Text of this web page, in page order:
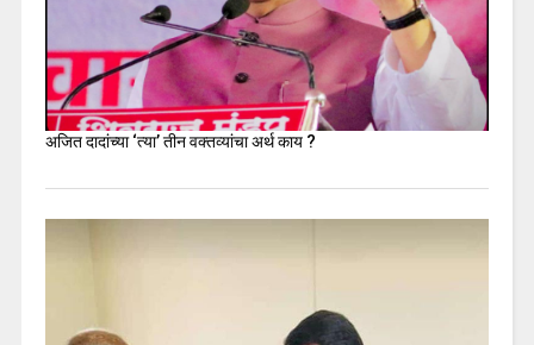
अजित दादांच्या ‘त्या’ तीन वक्तव्यांचा अर्थ काय ?